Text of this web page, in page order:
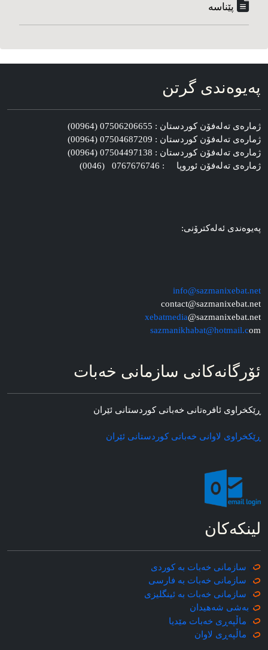
پێناسه‌
په‌یوه‌ندی گرتن
ژماره‌ی ته‌له‌فۆن کوردستان : 07506206655 (00964)
ژماره‌ی ته‌له‌فۆن کوردستان : 07504687209 (00964)
ژماره‌ی ته‌له‌فۆن کوردستان : 07504497138 (00964)
ژماره‌ی ته‌له‌فۆن ئوروپا : 0767676746 (0046)
په‌یوه‌ندی ئه‌له‌کترۆنی:
info@sazmanixebat.net
contact@sazmanixebat.net
xebatmedia@sazmanixebat.net
sazmanikhabat@hotmail.com
ئۆرگانه‌کانی سازمانی خه‌بات
ڕێکخراوی ئافره‌تانی خه‌باتی کوردستانی ئێران
ڕێکخراوی لاوانی خه‌باتی کوردستانی ئێران
لینکه‌کان
سازمانی خه‌بات به کوردی
سازمانی خه‌بات به فارسی
سازمانی خه‌بات به ئینگلیزی
به‌شی شه‌هیدان
ماڵپه‌ڕی خه‌بات مێدیا
ماڵپه‌ڕی لاوان